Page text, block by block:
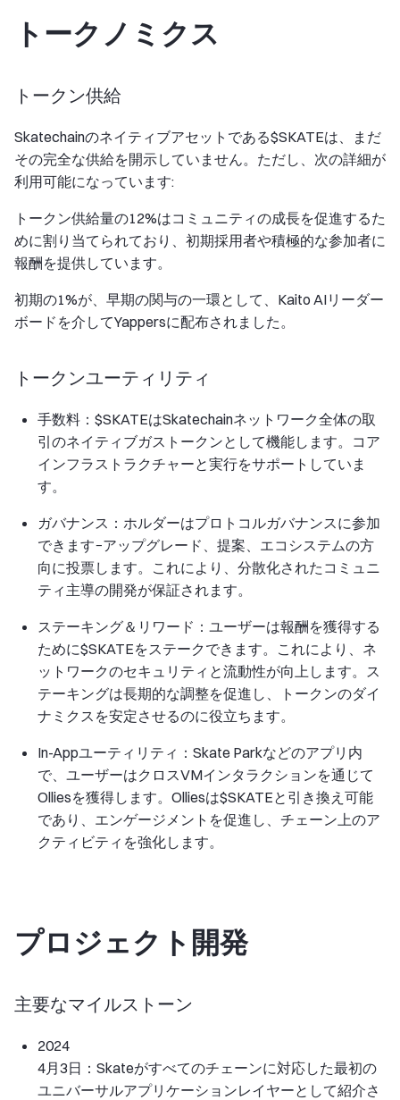
トークノミクス
トークン供給
Skatechainのネイティブアセットである$SKATEは、まだ
その完全な供給を開示していません。ただし、次の詳細が
利用可能になっています:
トークン供給量の12%はコミュニティの成長を促進するた
めに割り当てられており、初期採用者や積極的な参加者に
報酬を提供しています。
初期の1%が、早期の関与の一環として、Kaito AIリーダー
ボードを介してYappersに配布されました。
トークンユーティリティ
手数料：$SKATEはSkatechainネットワーク全体の取
引のネイティブガストークンとして機能します。コア
インフラストラクチャーと実行をサポートしていま
す。
ガバナンス：ホルダーはプロトコルガバナンスに参加
できます−アップグレード、提案、エコシステムの方
向に投票します。これにより、分散化されたコミュニ
ティ主導の開発が保証されます。
ステーキング＆リワード：ユーザーは報酬を獲得する
ために$SKATEをステークできます。これにより、ネ
ットワークのセキュリティと流動性が向上します。ス
テーキングは長期的な調整を促進し、トークンのダイ
ナミクスを安定させるのに役立ちます。
In-Appユーティリティ：Skate Parkなどのアプリ内
で、ユーザーはクロスVMインタラクションを通じて
Olliesを獲得します。Olliesは$SKATEと引き換え可能
であり、エンゲージメントを促進し、チェーン上のア
クティビティを強化します。
プロジェクト開発
主要なマイルストーン
2024
4月3日：Skateがすべてのチェーンに対応した最初の
ユニバーサルアプリケーションレイヤーとして紹介さ